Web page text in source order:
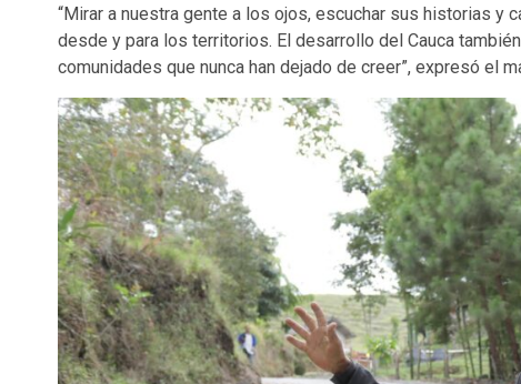
“Mirar a nuestra gente a los ojos, escuchar sus historias y
desde y para los territorios. El desarrollo del Cauca
comunidades que nunca han dejado de creer”, expresó el